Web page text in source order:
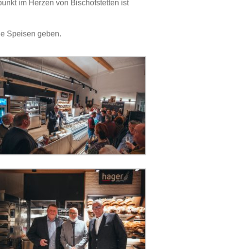
im Herzen von Bischofstetten ist
Speisen geben.